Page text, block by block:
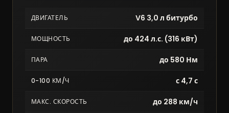
ДВИГАТЕЛЬ V6 3,0 л битурбо
МОЩНОСТЬ до 424 л.с. (316 кВт)
ПАРА до 580 Нм
0-100 КМ/Ч с 4,7 с
МАКС. СКОРОСТЬ до 288 км/ч